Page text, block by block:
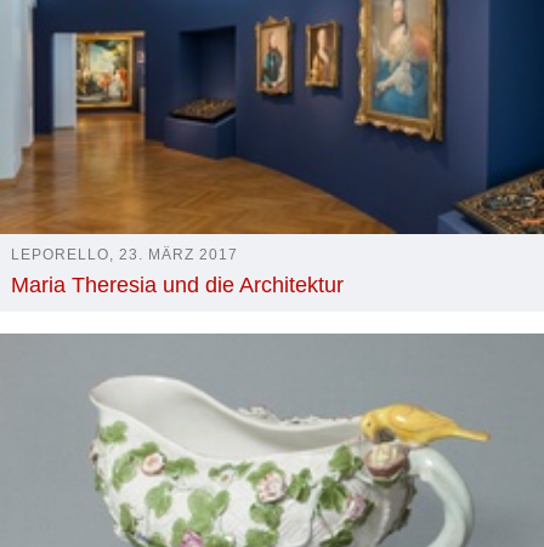
LEPORELLO, 23. MÄRZ 2017
Maria Theresia und die Architektur